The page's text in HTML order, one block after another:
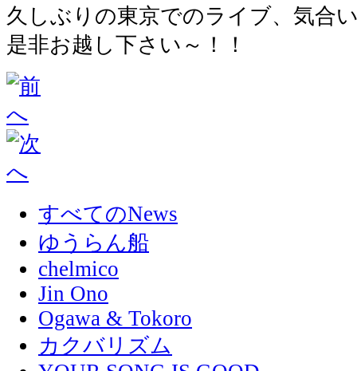
久しぶりの東京でのライブ、気合
是非お越し下さい～！！
すべてのNews
ゆうらん船
chelmico
Jin Ono
Ogawa & Tokoro
カクバリズム